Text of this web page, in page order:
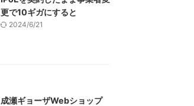
更で10ギガにすると
2024/6/21
成瀬ギョーザWebショップ